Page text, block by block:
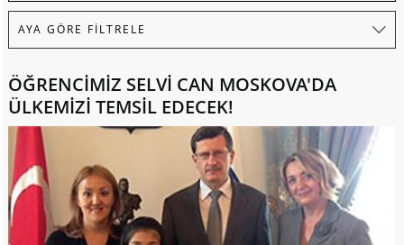
ÖĞRENCİMİZ SELVİ CAN MOSKOVA'DA
ÜLKEMİZİ TEMSİL EDECEK!